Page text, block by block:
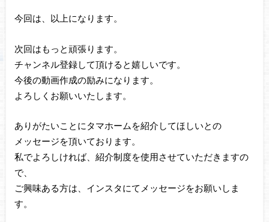
今回は、以上になります。
次回はもっと頑張ります。
チャンネル登録して頂けると嬉しいです。
今後の動画作成の励みになります。
よろしくお願いいたします。
ありがたいことにタマホームを紹介してほしいとの
メッセージを頂いております。
私でよろしければ、紹介制度を使用させていただきますの
で、
ご興味ある方は、インスタにてメッセージをお願いしま
す。